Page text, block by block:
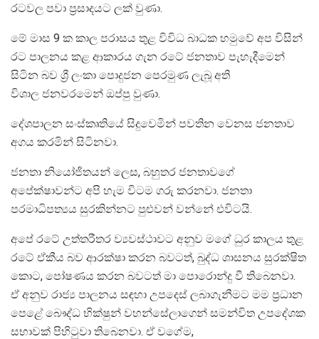
රටවල පවා ප්‍රසාදයට ලක් වුණා.
මේ මාස 9 ක කාල පරාසය තුළ විවිධ බාධක හමුවේ අප විසින්
රට පාලනය කළ ආකාරය ගැන රටේ ජනතාව පැහැදීමෙන්
සිටින බව ශ්‍රී ලංකා පොදුජන පෙරමුණ ලැබූ අති
විශාල ජනවරමෙන් ඔප්පු වුණා.
දේශපාලන සංස්කෘතියේ සිදුවෙමින් පවතින වෙනස ජනතාව
අගය කරමින් සිටිනවා.
ජනතා නියෝජිතයන් ලෙස, බහුතර ජනතාවගේ
අපේක්ෂාවන්ට අපි හැම විටම ගරු කරනවා. ජනතා
පරමාධිපත්‍යය සුරකින්නට පුළුවන් වන්නේ එවිටයි.
අපේ රටේ උත්තරීතර ව්‍යවස්ථාවට අනුව මගේ ධුර කාලය තුළ
රටේ ඒකීය බව ආරක්ෂා කරන බවටත්, බුද්ධ ශාසනය සුරක්ෂිත
කොට, පෝෂණය කරන බවටත් මා පොරොන්දු වී තිබෙනවා.
ඒ අනුව රාජ්‍ය පාලනය සඳහා උපදෙස් ලබාගැනීමට මම ප්‍රධාන
පෙළේ බෞද්ධ භික්ෂුන් වහන්සේලාගෙන් සමන්විත උපදේශක
සභාවක් පිහිටුවා තිබෙනවා. ඒ වගේම,